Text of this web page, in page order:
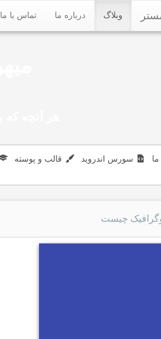
وبلاگ درباره ما تماس با ما
سورس اندروید قالب و پوسته
چیست